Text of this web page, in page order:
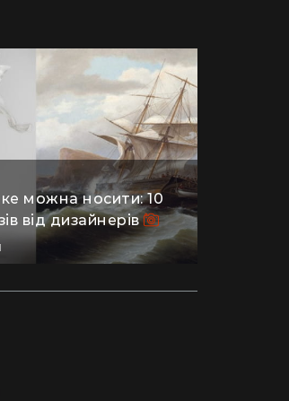
можна носити: 10
від дизайнерів